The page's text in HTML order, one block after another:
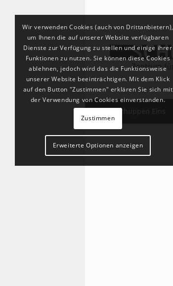
Schuppen Eins
Wir verwenden Cookies (auch von Drittanbietern),
um Ihnen die auf unserer Website verfügbaren
Dienste zur Verfügung zu stellen und einige ihrer
Funktionen zu nutzen. Sie können diese Cookies
ablehnen, jedoch wird das die Funktionsweise
unserer Website beeinträchtigen. Mit dem Klick
auf den Button "Zustimmen" erklären Sie sich mit
der Verwendung von Cookies einverstanden.
Zustimmen
Erweiterte Optionen anzeigen